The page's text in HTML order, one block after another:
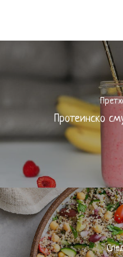
Протеинско